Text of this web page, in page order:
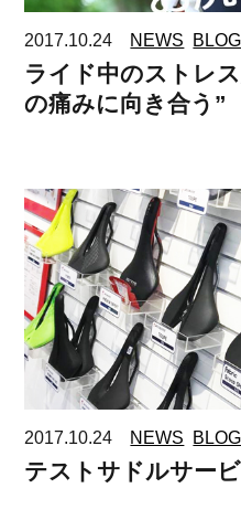
2017.10.24 NEWS BLOG
ライド中のストレ
の痛みに向き合う”
2017.10.24 NEWS BLOG
テストサドルサー